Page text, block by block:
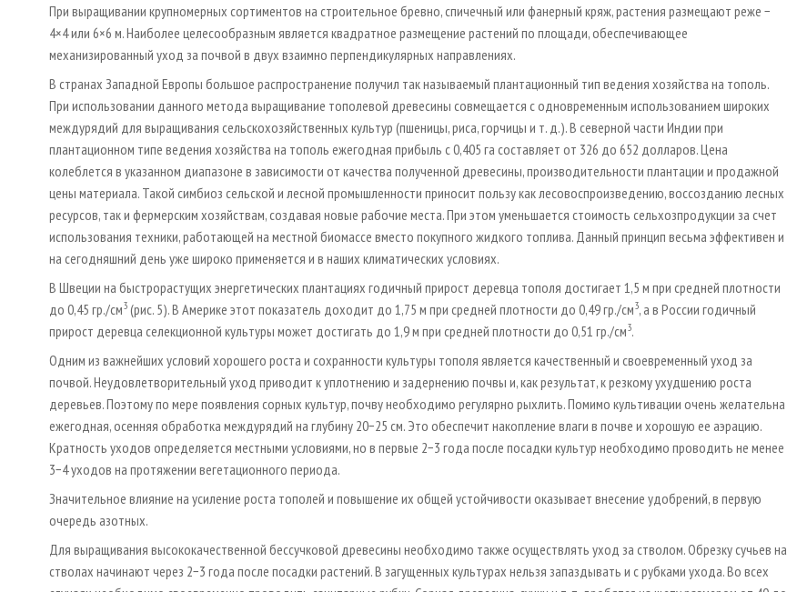
При выращивании крупномерных сортиментов на строительное бревно, спичечный или фанерный кряж, растения размещают реже −
4×4 или 6×6 м. Наиболее целесообразным является квадратное размещение растений по площади, обеспечивающее
механизированный уход за почвой в двух взаимно перпендикулярных направлениях.
В странах Западной Европы большое распространение получил так называемый плантационный тип ведения хозяйства на тополь.
При использовании данного метода выращивание тополевой древесины совмещается с одновременным использованием широких
междурядий для выращивания сельскохозяйственных культур (пшеницы, риса, горчицы и т. д.). В северной части Индии при
плантационном типе ведения хозяйства на тополь ежегодная прибыль с 0,405 га составляет от 326 до 652 долларов. Цена
колеблется в указанном диапазоне в зависимости от качества полученной древесины, производительности плантации и продажной
цены материала. Такой симбиоз сельской и лесной промышленности приносит пользу как лесовоспроизведению, воссозданию лесных
ресурсов, так и фермерским хозяйствам, создавая новые рабочие места. При этом уменьшается стоимость сельхозпродукции за счет
использования техники, работающей на местной биомассе вместо покупного жидкого топлива. Данный принцип весьма эффективен и
на сегодняшний день уже широко применяется и в наших климатических условиях.
В Швеции на быстрорастущих энергетических плантациях годичный прирост деревца тополя достигает 1,5 м при средней плотности
до 0,45 гр./см3 (рис. 5). В Америке этот показатель доходит до 1,75 м при средней плотности до 0,49 гр./см3, а в России годичный
прирост деревца селекционной культуры может достигать до 1,9 м при средней плотности до 0,51 гр./см3.
Одним из важнейших условий хорошего роста и сохранности культуры тополя является качественный и своевременный уход за
почвой. Неудовлетворительный уход приводит к уплотнению и задернению почвы и, как результат, к резкому ухудшению роста
деревьев. Поэтому по мере появления сорных культур, почву необходимо регулярно рыхлить. Помимо культивации очень желательна
ежегодная, осенняя обработка междурядий на глубину 20−25 см. Это обеспечит накопление влаги в почве и хорошую ее аэрацию.
Кратность уходов определяется местными условиями, но в первые 2−3 года после посадки культур необходимо проводить не менее
3−4 уходов на протяжении вегетационного периода.
Значительное влияние на усиление роста тополей и повышение их общей устойчивости оказывает внесение удобрений, в первую
очередь азотных.
Для выращивания высококачественной бессучковой древесины необходимо также осуществлять уход за стволом. Обрезку сучьев на
стволах начинают через 2−3 года после посадки растений. В загущенных культурах нельзя запаздывать и с рубками ухода. Во всех